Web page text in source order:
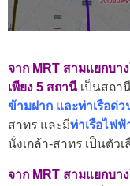
จาก MRT สามแยกบา
เพียง 5 สถานี เป็นสถา
ข้ามฝาก และท่าเรือด่ว
สาทร และมีท่าเรือไฟ
นั่งเกล้า-สาทร เป็นตัว
จาก MRT สามแยกบา